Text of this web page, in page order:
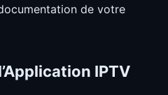
de votre
IPTV